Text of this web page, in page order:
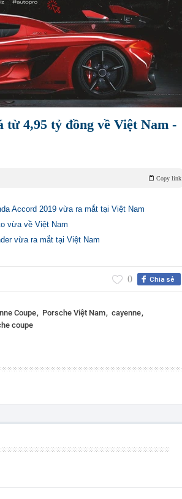
từ 4,95 tỷ đồng về Việt Nam -
Copy link
Accord 2019 vừa ra mắt tại Việt Nam
vừa về Việt Nam
vừa ra mắt tại Việt Nam
Chia sẻ
0
Coupe Porsche Việt Nam cayenne
coupe